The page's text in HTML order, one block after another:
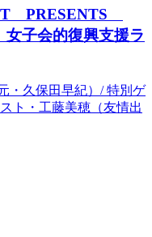
PRESENTS
子会的復興支援ラ
久保田早紀）/ 特別ゲ
ト・工藤美穂（友情出